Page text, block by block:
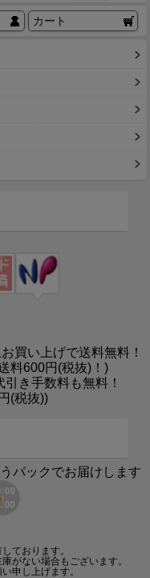
カート
買い上げで送料無料！
料600円(税抜)！)
き手数料も無料！
(税抜))
パックでお届けします
ております。
がない場合もございます。
申し上げます。